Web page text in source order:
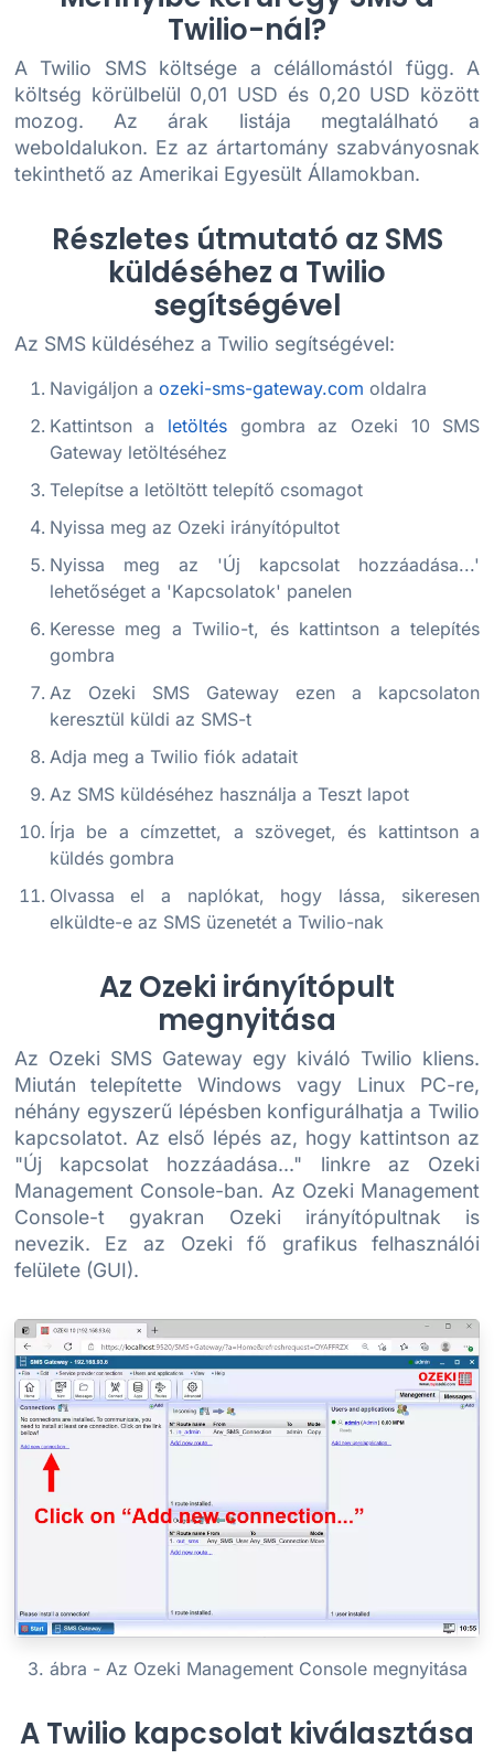
Twilio-nál?
A Twilio SMS költsége a célállomástól függ. A
költség körülbelül 0,01 USD és 0,20 USD között
mozog. Az árak listája megtalálható a
weboldalukon. Ez az ártartomány szabványosnak
tekinthető az Amerikai Egyesült Államokban.
Részletes útmutató az SMS
küldéséhez a Twilio
segítségével
Az SMS küldéséhez a Twilio segítségével:
Navigáljon a ozeki-sms-gateway.com oldalra
Kattintson a letöltés gombra az Ozeki 10 SMS
Gateway letöltéséhez
Telepítse a letöltött telepítő csomagot
Nyissa meg az Ozeki irányítópultot
Nyissa meg az 'Új kapcsolat hozzáadása...'
lehetőséget a 'Kapcsolatok' panelen
Keresse meg a Twilio-t, és kattintson a telepítés
gombra
Az Ozeki SMS Gateway ezen a kapcsolaton
keresztül küldi az SMS-t
Adja meg a Twilio fiók adatait
Az SMS küldéséhez használja a Teszt lapot
Írja be a címzettet, a szöveget, és kattintson a
küldés gombra
Olvassa el a naplókat, hogy lássa, sikeresen
elküldte-e az SMS üzenetét a Twilio-nak
Az Ozeki irányítópult
megnyitása
Az Ozeki SMS Gateway egy kiváló Twilio kliens.
Miután telepítette Windows vagy Linux PC-re,
néhány egyszerű lépésben konfigurálhatja a Twilio
kapcsolatot. Az első lépés az, hogy kattintson az
"Új kapcsolat hozzáadása..." linkre az Ozeki
Management Console-ban. Az Ozeki Management
Console-t gyakran Ozeki irányítópultnak is
nevezik. Ez az Ozeki fő grafikus felhasználói
felülete (GUI).
3. ábra - Az Ozeki Management Console megnyitása
A Twilio kapcsolat kiválasztása